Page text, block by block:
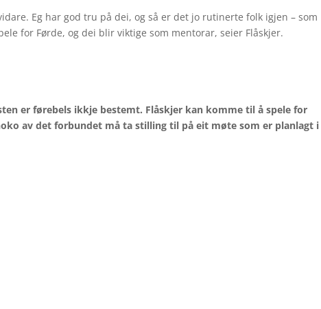
Eg har god tru på dei, og så er det jo rutinerte folk igjen – som
for Førde, og dei blir viktige som mentorar, seier Flåskjer.
er førebels ikkje bestemt. Flåskjer kan komme til å spele for
av det forbundet må ta stilling til på eit møte som er planlagt